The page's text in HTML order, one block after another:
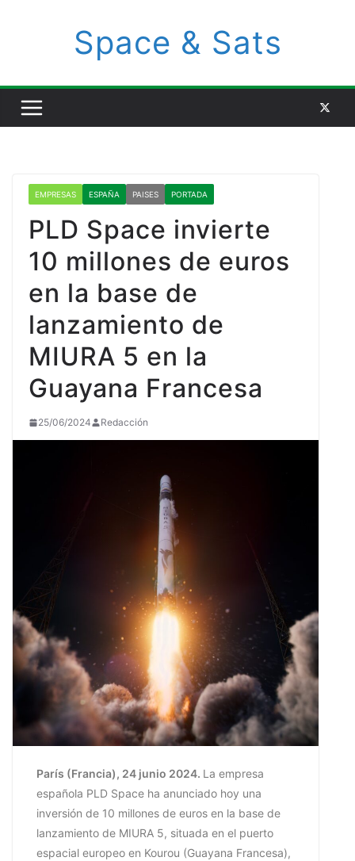
Space & Sats
EMPRESAS ESPAÑA PAISES PORTADA
PLD Space invierte
10 millones de euros
en la base de
lanzamiento de
MIURA 5 en la
Guayana Francesa
25/06/2024 Redacción
París (Francia), 24 junio 2024. La empresa
española PLD Space ha anunciado hoy una
inversión de 10 millones de euros en la base de
lanzamiento de MIURA 5, situada en el puerto
espacial europeo en Kourou (Guayana Francesa),